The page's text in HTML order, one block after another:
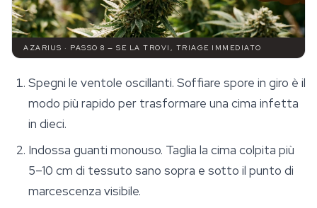
AZARIUS · PASSO 8 — SE LA TROVI, TRIAGE IMMEDIATO
Spegni le ventole oscillanti. Soffiare spore in giro è il
modo più rapido per trasformare una cima infetta
in dieci.
Indossa guanti monouso. Taglia la cima colpita più
5–10 cm di tessuto sano sopra e sotto il punto di
marcescenza visibile.